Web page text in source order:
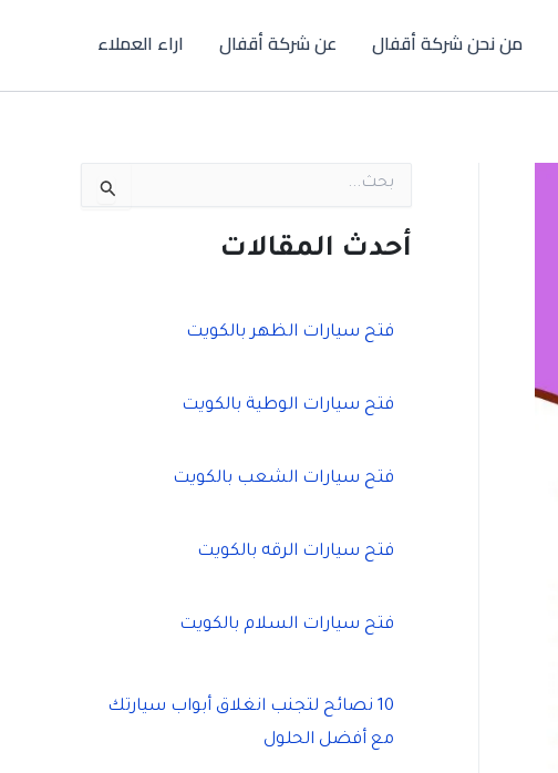
من نحن شركة أقفال عن شركة أقفال اراء العملاء
حأحدث المقالات
فتح سيارات الظهر بالكويت
فتح سيارات الوطية بالكويت
فتح سيارات الشعب بالكويت
فتح سيارات الرقه بالكويت
فتح سيارات السلام بالكويت
10 نصائح لتجنب انغلاق أبواب سيارتك
مع أفضل الحلول